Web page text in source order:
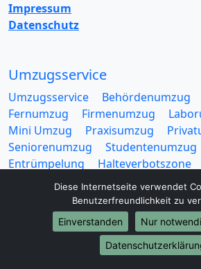
Impressum
Datenschutz
Umzugsservice
Umzugsservice Behördenumzug
Fernumzug
Firmenumzug
Mini Umzug
Praxisumzug
Seniorenumzug
Studentenumzug
Entrümpelung
Halteverbotszone
Möbellift
Haushaltsauflösung
Möbelmitfahrzentrale
Diese Internetseite verwendet
Benutzerfreundlichkeit zu
Einverstanden
Nur